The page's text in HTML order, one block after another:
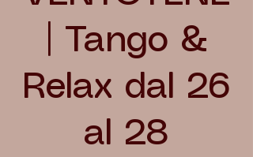
| Tango &
Relax dal 26
al 28